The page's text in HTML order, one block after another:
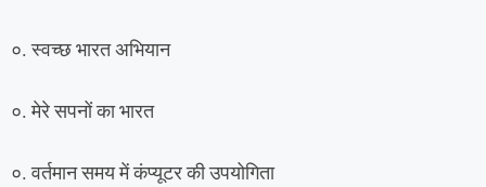
०. स्वच्छ भारत अभियान
०. मेरे सपनों का भारत
०. वर्तमान समय में कंप्यूटर की उपयोगिता